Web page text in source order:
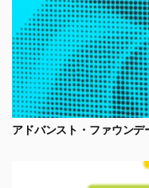
アドバンスト・ファウン